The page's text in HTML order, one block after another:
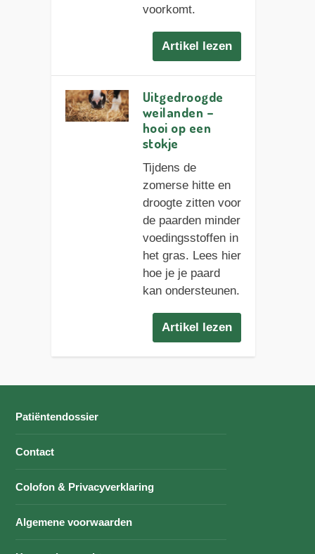
voorkomt.
Artikel lezen
Uitgedroogde
weilanden –
hooi op een
stokje
Tijdens de
zomerse hitte en
droogte zitten voor
de paarden minder
voedingsstoffen in
het gras. Lees hier
hoe je je paard
kan ondersteunen.
Artikel lezen
Patiëntendossier
Contact
Colofon & Privacyverklaring
Algemene voorwaarden